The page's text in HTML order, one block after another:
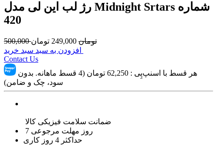
رژ لب این لی مدل Midnight Srtars شماره
420
500,000 تومان 249,000 تومان
Contact Us
هر قسط با اسنپ‌پِی : 62,250
تومان (4 قسط ماهانه. بدون
سود، چک و ضامن)
ضمانت سلامت فیزیکی کالا
7 روز مهلت مرجوعی
حداکثر 4 روز کاری